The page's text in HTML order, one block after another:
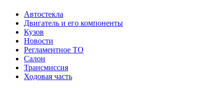
Автостекла
Двигатель и его компоненты
Кузов
Новости
Регламентное ТО
Салон
Трансмиссия
Ходовая часть